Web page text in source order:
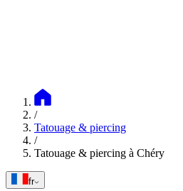
/
Tatouage & piercing
/
Tatouage & piercing à Chéry
fr